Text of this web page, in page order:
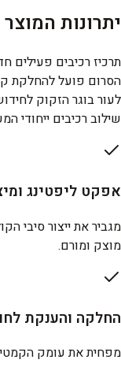
יתרונות המוצר
תרכיז רכיבים פעילים
הסרום פועל להחלקת
לעור בוגר הזקוק
שילוב רכיבים ייחודי
אפקט ליפטינג
מגביר את ייצור סיבי
מוצק ומורם.
החלקה והענקת
מפחית את עומק